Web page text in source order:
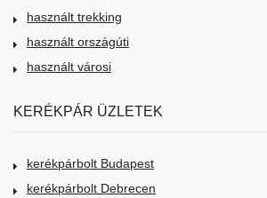
használt trekking
használt országúti
használt városi
KERÉKPÁR ÜZLETEK
kerékpárbolt Budapest
kerékpárbolt Debrecen